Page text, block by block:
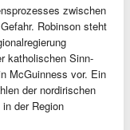
zwischen
Robinson steht
katholischen Sinn-
McGuinness vor. Ein
der nordirischen
der Region